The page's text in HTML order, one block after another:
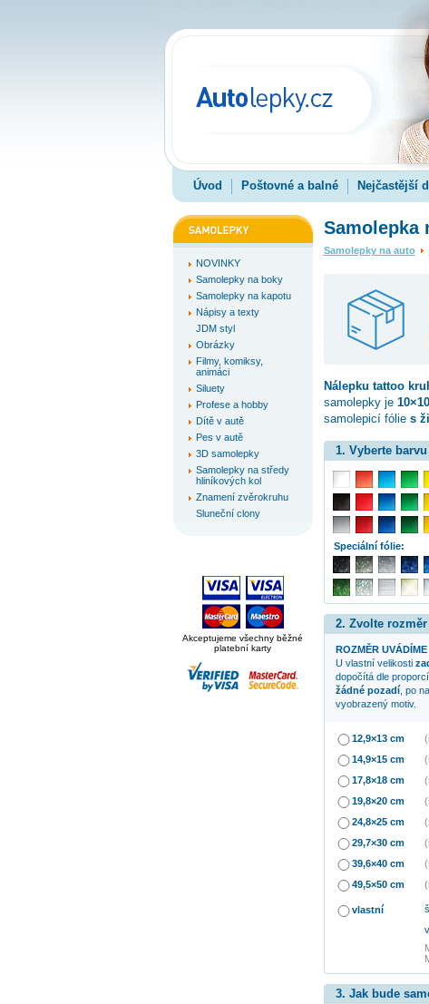
Úvod Poštovné a balné Nejčastější
NOVINKY
Samolepky na boky
Samolepky na kapotu
Nápisy a texty
JDM styl
Obrázky
Filmy, komiksy,
animáci
Siluety
Profese a hobby
Dítě v autě
Pes v autě
3D samolepky
Samolepky na středy
hliníkových kol
Znamení zvěrokruhu
Sluneční clony
Akceptujeme všechny běžné
platební karty
Samolepka
Samolepky na auto
Nálepku tattoo
samolepky je
samolepicí fólie s
1. Vyberte
Speciální fólie:
2. Zvolte
ROZMĚR
U vlastní velikosti
dopočítá dle
žádné pozadí, po
vyobrazený motiv.
12,9×13 cm
14,9×15 cm
17,8×18 cm
19,8×20 cm
24,8×25 cm
29,7×30 cm
39,6×40 cm
49,5×50 cm
vlastní
3. Jak bude